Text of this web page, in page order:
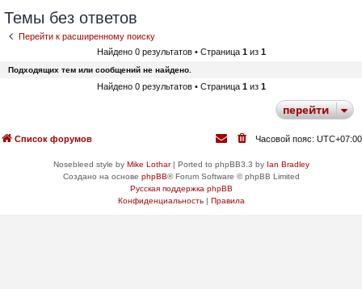
Темы без ответов
Перейти к расширенному поиску
Найдено 0 результатов • Страница 1из 1
Подходящих тем или сообщений не найдено.
Найдено 0 результатов • Страница 1из 1
перейти
Список форумов Часовой пояс: UTC+07:00
Nosebleed style by Mike Lothar| Ported to phpBB3.3 by Ian Bradley
Создано на основе phpBB® Forum Software © phpBB Limited
Русская поддержка phpBB
Конфиденциальность| Правила